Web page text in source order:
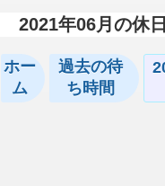
2021年06月の休
ホー
ム
過去の待
ち時間